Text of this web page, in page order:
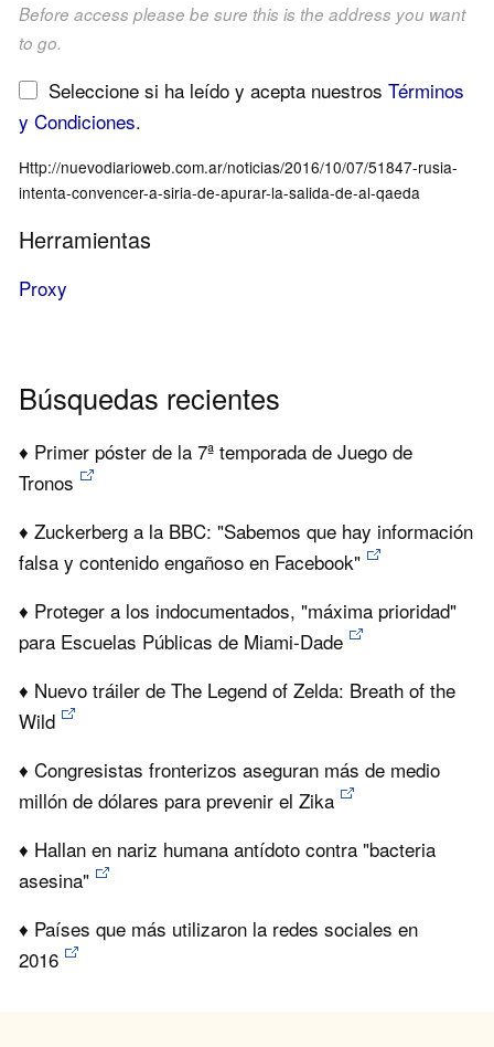
Before access please be sure this is the address you want
to go.
Seleccione si ha leído y acepta nuestrosTérminos
y Condiciones.
Http://nuevodiarioweb.com.ar/noticias/2016/10/07/51847-rusia-
intenta-convencer-a-siria-de-apurar-la-salida-de-al-qaeda
Herramientas
Proxy
Búsquedas recientes
♦ Primer póster de la 7ª temporada de Juego de
Tronos
♦ Zuckerberg a la BBC: "Sabemos que hay información
falsa y contenido engañoso en Facebook"
♦ Proteger a los indocumentados, "máxima prioridad"
para Escuelas Públicas de Miami-Dade
♦ Nuevo tráiler de The Legend of Zelda: Breath of the
Wild
♦ Congresistas fronterizos aseguran más de medio
millón de dólares para prevenir el Zika
♦ Hallan en nariz humana antídoto contra "bacteria
asesina"
♦ Países que más utilizaron la redes sociales en
2016